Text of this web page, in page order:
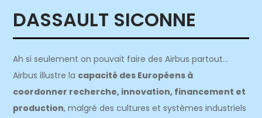
DASSAULT SICONNE
Ah si seulement on pouvait faire des Airbus partout…
Airbus illustre la capacité des Européens à
coordonner recherche, innovation, financement et
production, malgré des cultures et systèmes industriels